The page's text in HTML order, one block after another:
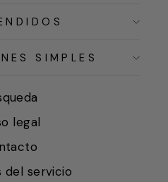
SIMPLES
legal
del servicio